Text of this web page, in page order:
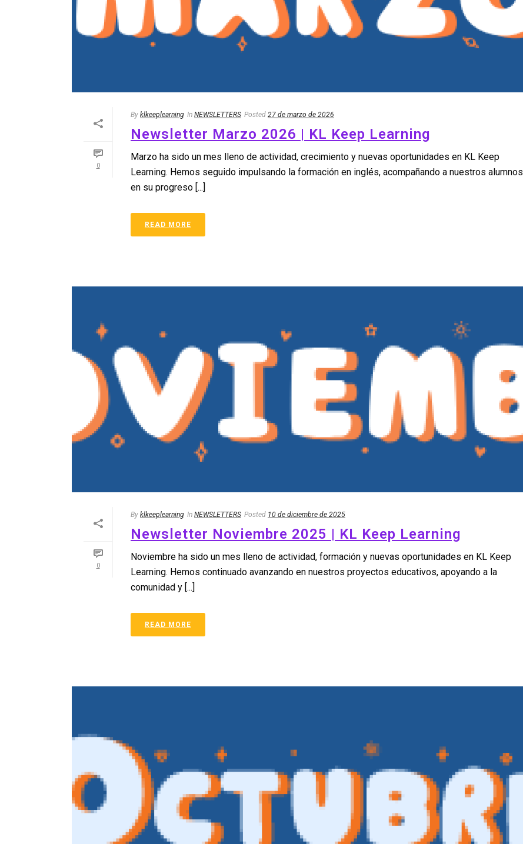
0
By klkeeplearning In NEWSLETTERS Posted 27 de marzo de 2026
Newsletter Marzo 2026 | KL Keep Learning
Marzo ha sido un mes lleno de actividad, crecimiento y nuevas oportunidades en KL Keep
Learning. Hemos seguido impulsando la formación en inglés, acompañando a nuestros alumnos
en su progreso [...]
READ MORE
0
By klkeeplearning In NEWSLETTERS Posted 10 de diciembre de 2025
Newsletter Noviembre 2025 | KL Keep Learning
Noviembre ha sido un mes lleno de actividad, formación y nuevas oportunidades en KL Keep
Learning. Hemos continuado avanzando en nuestros proyectos educativos, apoyando a la
comunidad y [...]
READ MORE